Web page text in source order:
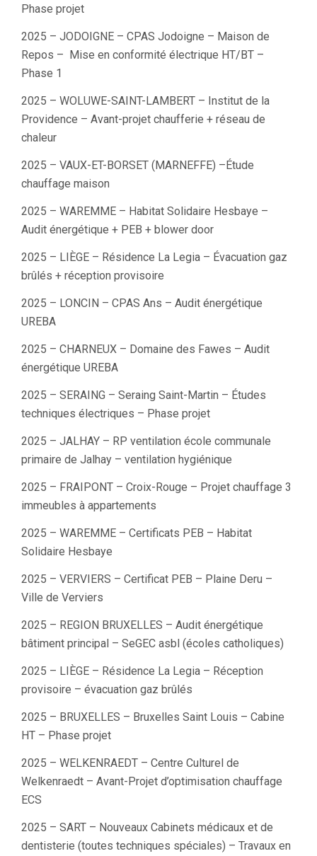
Phase projet
2025 – JODOIGNE – CPAS Jodoigne – Maison de
Repos – Mise en conformité électrique HT/BT –
Phase 1
2025 – WOLUWE-SAINT-LAMBERT – Institut de la
Providence – Avant-projet chaufferie + réseau de
chaleur
2025 – VAUX-ET-BORSET (MARNEFFE) –Étude
chauffage maison
2025 – WAREMME – Habitat Solidaire Hesbaye –
Audit énergétique + PEB + blower door
2025 – LIÈGE – Résidence La Legia – Évacuation gaz
brûlés + réception provisoire
2025 – LONCIN – CPAS Ans – Audit énergétique
UREBA
2025 – CHARNEUX – Domaine des Fawes – Audit
énergétique UREBA
2025 – SERAING – Seraing Saint-Martin – Études
techniques électriques – Phase projet
2025 – JALHAY – RP ventilation école communale
primaire de Jalhay – ventilation hygiénique
2025 – FRAIPONT – Croix-Rouge – Projet chauffage 3
immeubles à appartements
2025 – WAREMME – Certificats PEB – Habitat
Solidaire Hesbaye
2025 – VERVIERS – Certificat PEB – Plaine Deru –
Ville de Verviers
2025 – REGION BRUXELLES – Audit énergétique
bâtiment principal – SeGEC asbl (écoles catholiques)
2025 – LIÈGE – Résidence La Legia – Réception
provisoire – évacuation gaz brûlés
2025 – BRUXELLES – Bruxelles Saint Louis – Cabine
HT – Phase projet
2025 – WELKENRAEDT – Centre Culturel de
Welkenraedt – Avant-Projet d’optimisation chauffage
ECS
2025 – SART – Nouveaux Cabinets médicaux et de
dentisterie (toutes techniques spéciales) – Travaux en